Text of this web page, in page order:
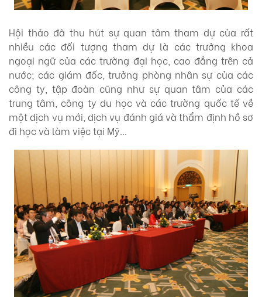
Hội thảo đã thu hút sự quan tâm tham dự của rất
nhiều các đối tượng tham dự là các trưởng khoa
ngoại ngữ của các trường đại học, cao đẳng trên cả
nước; các giám đốc, trưởng phòng nhân sự của các
công ty, tập đoàn cũng như sự quan tâm của các
trung tâm, công ty du học và các trường quốc tế về
một dịch vụ mới, dịch vụ đánh giá và thẩm định hồ sơ
đi học và làm việc tại Mỹ…